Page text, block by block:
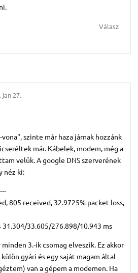
Válasz
jan 27.
szinte már haza járnak hozzánk
már. Kábelek, modem, még a
velük. A google DNS szerverének
néz ki:
805 received, 32.9725% packet loss,
33.605/276.898/10.943 ms
3.-ik csomag elveszik. Ez akkor
gyári és egy saját magam által
van a gépem a modemen. Ha